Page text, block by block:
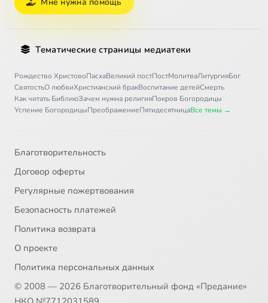
Тематические страницы медиатеки
Рождество ХристовоПасхаВеликий постПостМолитваЛитургияБог
СвятостьО любвиХристианский бракВоспитание детейСмерть
Как читать БиблиюЗачем нужна религияПокров Богородицы
Успение БогородицыПреображениеПятидесятницаВсе темы →
Благотворительность
Договор оферты
Регулярные пожертвования
Безопасность платежей
Политика возврата
О проекте
Политика персональных данных
© 2008 — 2026 Благотворительный фонд «Предание»